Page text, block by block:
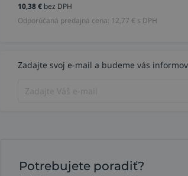
10,38€ bez DPH
Odporúčaná predajná cena: 12,77 € s DPH
Zadajte svoj e-mail a budeme vás
Potrebujete poradiť?